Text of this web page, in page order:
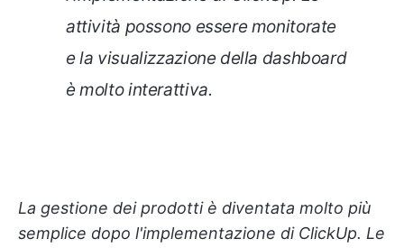
attività possono essere monitorate
e la visualizzazione della dashboard
è molto interattiva.
La gestione dei prodotti è diventata molto più
semplice dopo l'implementazione di ClickUp. Le